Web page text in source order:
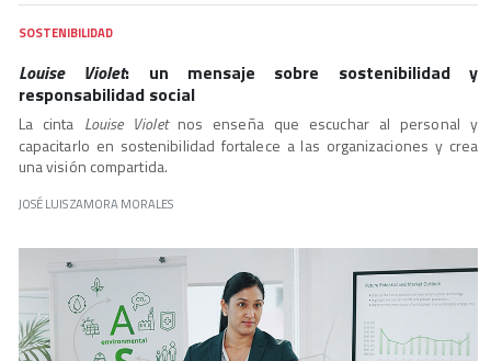
SOSTENIBILIDAD
Louise Violet: un mensaje sobre sostenibilidad y
responsabilidad social
La cinta Louise Violet nos enseña que escuchar al personal y
capacitarlo en sostenibilidad fortalece a las organizaciones y crea
una visión compartida.
JOSÉ LUIS ZAMORA MORALES